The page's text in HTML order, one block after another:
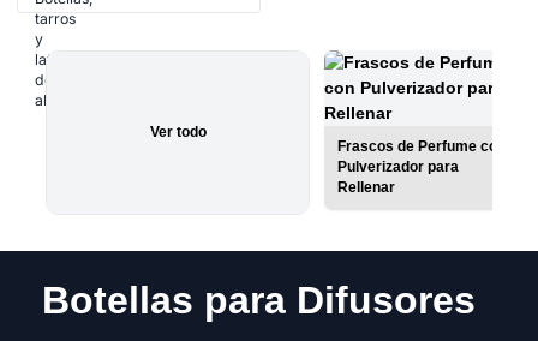
Ver todo
Frascos de Perfume con
Pulverizador para
Rellenar
Botellas para Difusores